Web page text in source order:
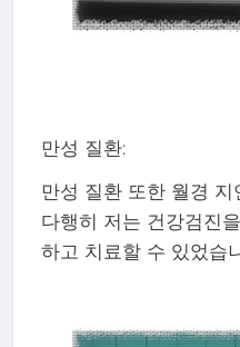
만성 질환:
만성 질환 또한 월경
다행히 저는 건강검진
하고 치료할 수 있었습